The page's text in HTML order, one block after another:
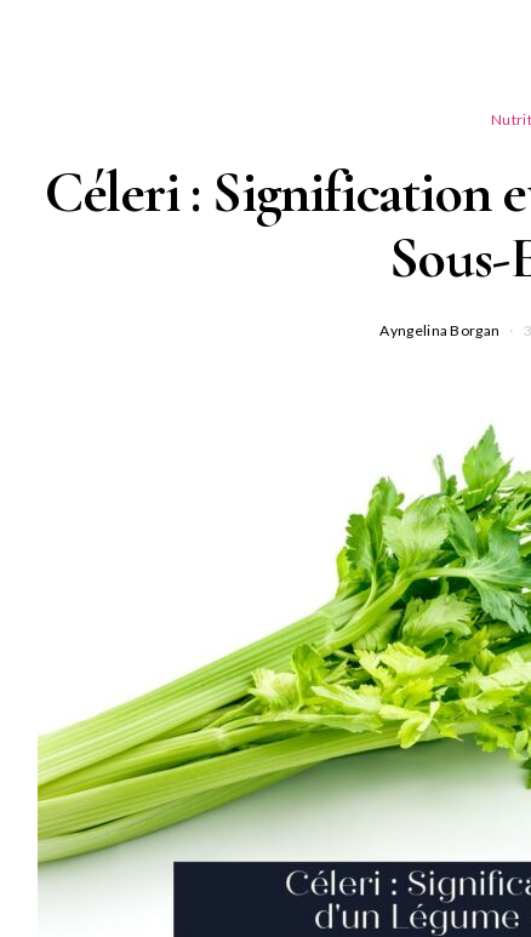
Céleri : Signification
Sous-
Ayngelina Borgan